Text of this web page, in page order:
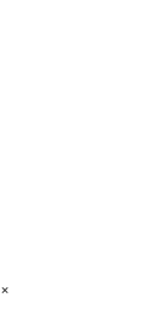
×